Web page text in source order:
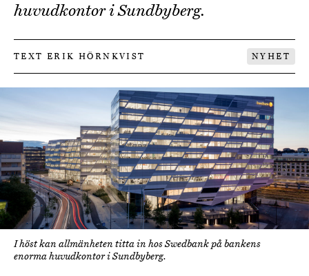
huvudkontor i Sundbyberg.
TEXT ERIK HÖRNKVIST NYHET
I höst kan allmänheten titta in hos Swedbank på bankens
enorma huvudkontor i Sundbyberg.